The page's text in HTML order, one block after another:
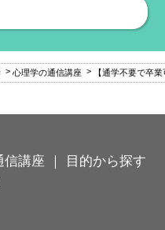
心理学の通信講座 【通学不要で卒
信講座 ｜
目的から探す